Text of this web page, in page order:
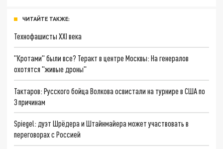
ЧИТАЙТЕ ТАКЖЕ:
Технофашисты XXI века
"Кротами" были все? Теракт в центре Москвы: На генералов
охотятся "живые дроны"
Тактаров: Русского бойца Волкова освистали на турнире в США по
3 причинам
Spiegel: дуэт Шрёдера и Штайнмайера может участвовать в
переговорах с Россией